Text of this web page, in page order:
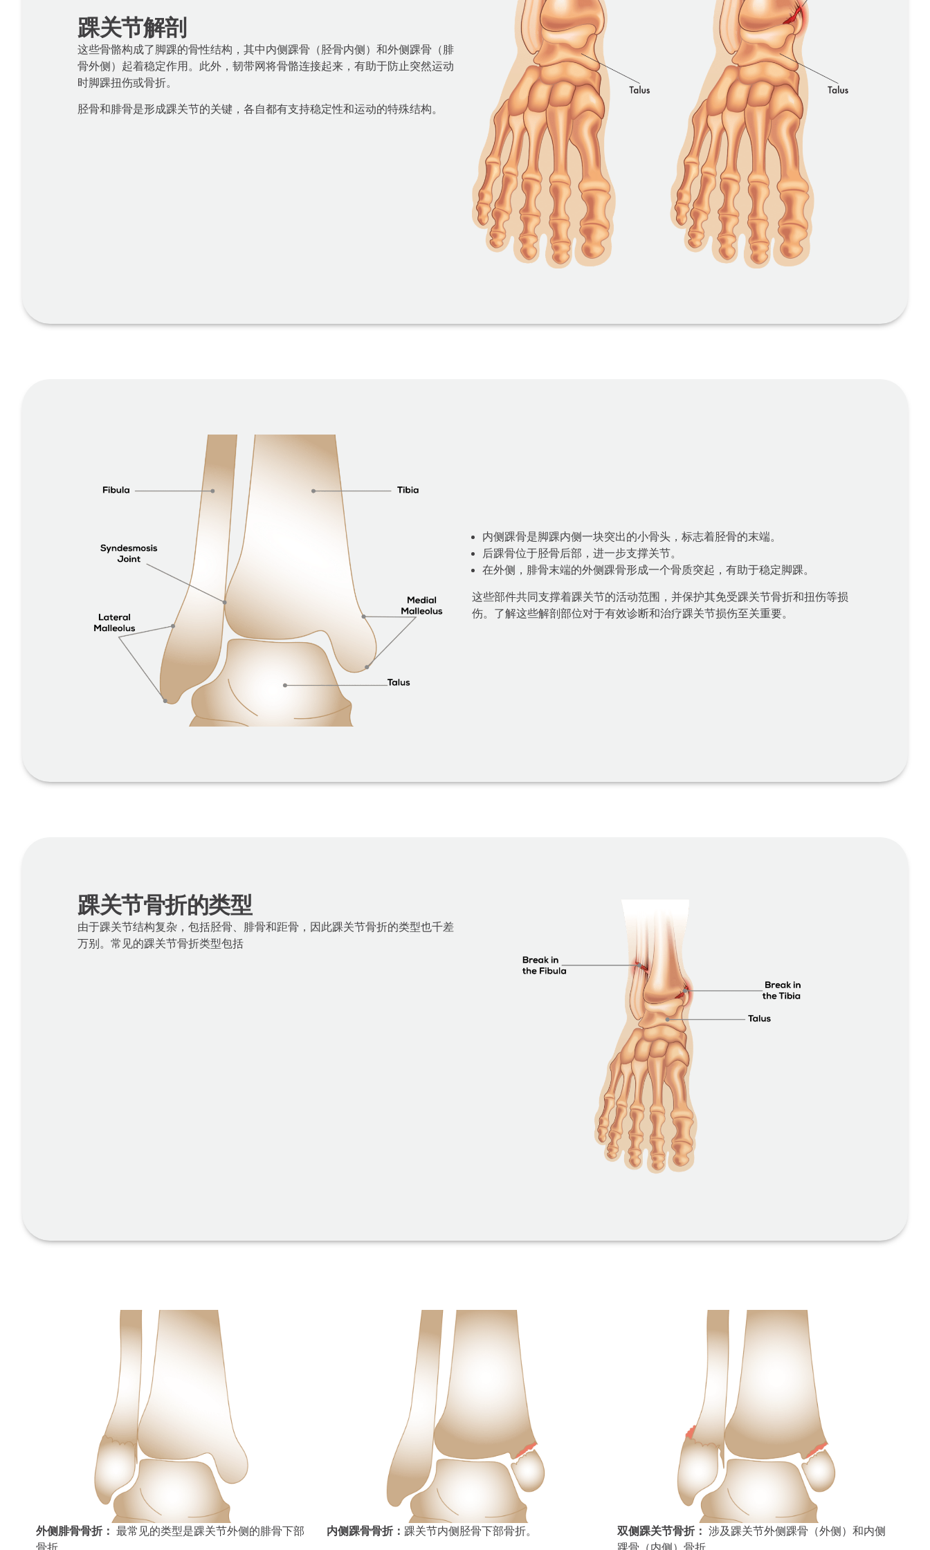
踝关节解剖
这些骨骼构成了脚踝的骨性结构，其中内侧踝骨（胫骨内侧）和外侧踝骨（腓
骨外侧）起着稳定作用。此外，韧带网将骨骼连接起来，有助于防止突然运动
时脚踝扭伤或骨折。
胫骨和腓骨是形成踝关节的关键，各自都有支持稳定性和运动的特殊结构。
内侧踝骨是脚踝内侧一块突出的小骨头，标志着胫骨的末端。
后踝骨位于胫骨后部，进一步支撑关节。
在外侧，腓骨末端的外侧踝骨形成一个骨质突起，有助于稳定脚踝。
这些部件共同支撑着踝关节的活动范围，并保护其免受踝关节骨折和扭伤等损
伤。了解这些解剖部位对于有效诊断和治疗踝关节损伤至关重要。
踝关节骨折的类型
由于踝关节结构复杂，包括胫骨、腓骨和距骨，因此踝关节骨折的类型也千差
万别。常见的踝关节骨折类型包括
外侧腓骨骨折： 最常见的类型是踝关节外侧的腓骨下部
骨折。
内侧踝骨骨折： 踝关节内侧胫骨下部骨折。 双侧踝关节骨折： 涉及踝关节外侧踝骨（外侧）和内侧
踝骨（内侧）骨折。